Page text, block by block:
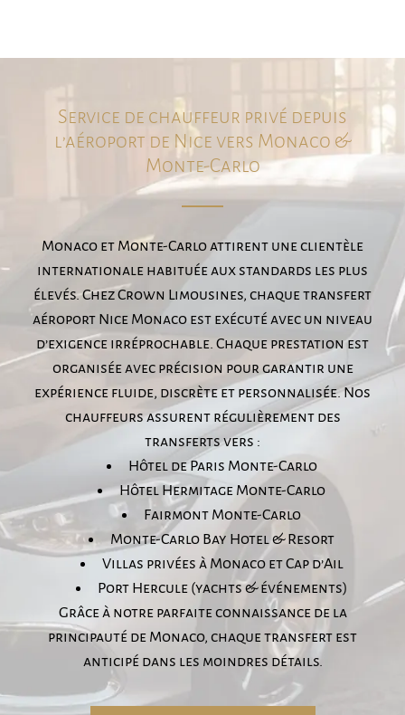
Service de chauffeur privé depuis
l’aéroport de Nice vers Monaco &
Monte-Carlo
Monaco et Monte-Carlo attirent une clientèle
internationale habituée aux standards les plus
élevés. Chez Crown Limousines, chaque transfert
aéroport Nice Monaco est exécuté avec un niveau
d’exigence irréprochable. Chaque prestation est
organisée avec précision pour garantir une
expérience fluide, discrète et personnalisée. Nos
chauffeurs assurent régulièrement des
transferts vers :
Hôtel de Paris Monte-Carlo
Hôtel Hermitage Monte-Carlo
Fairmont Monte-Carlo
Monte-Carlo Bay Hotel & Resort
Villas privées à Monaco et Cap d’Ail
Port Hercule (yachts & événements)
Grâce à notre parfaite connaissance de la
principauté de Monaco, chaque transfert est
anticipé dans les moindres détails.